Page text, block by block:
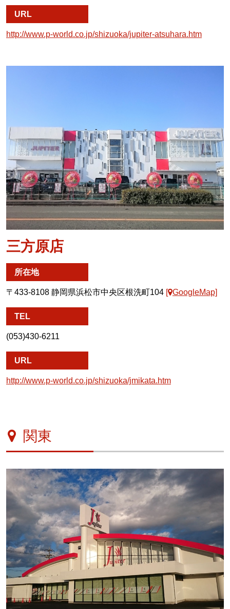
URL
http://www.p-world.co.jp/shizuoka/jupiter-atsuhara.htm
三方原店
所在地
〒433-8108 静岡県浜松市中央区根洗町104 [ GoogleMap]
TEL
(053)430-6211
URL
http://www.p-world.co.jp/shizuoka/jmikata.htm
関東